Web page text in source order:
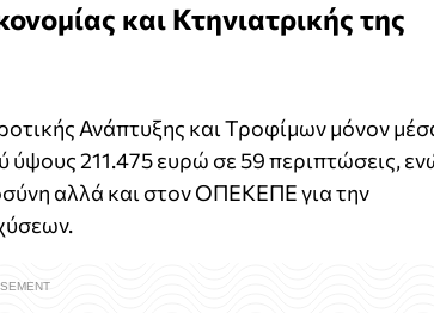
και Κτηνιατρικής της
Ανάπτυξης και Τροφίμων μόνον
ύψους 211.475 ευρώ σε 59 περιπτώσεις,
αλλά και στον ΟΠΕΚΕΠΕ για την